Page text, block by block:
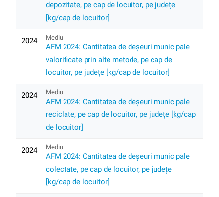
depozitate, pe cap de locuitor, pe județe
[kg/cap de locuitor]
2024 Mediu
AFM 2024: Cantitatea de deșeuri municipale
valorificate prin alte metode, pe cap de
locuitor, pe județe [kg/cap de locuitor]
2024 Mediu
AFM 2024: Cantitatea de deșeuri municipale
reciclate, pe cap de locuitor, pe județe [kg/cap
de locuitor]
2024 Mediu
AFM 2024: Cantitatea de deșeuri municipale
colectate, pe cap de locuitor, pe județe
[kg/cap de locuitor]